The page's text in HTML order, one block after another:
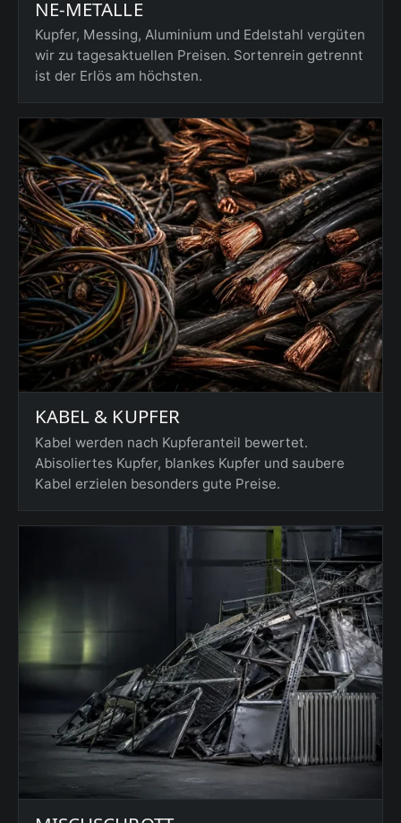
NE-METALLE
Kupfer, Messing, Aluminium und Edelstahl vergüten
wir zu tagesaktuellen Preisen. Sortenrein getrennt
ist der Erlös am höchsten.
KABEL & KUPFER
Kabel werden nach Kupferanteil bewertet.
Abisoliertes Kupfer, blankes Kupfer und saubere
Kabel erzielen besonders gute Preise.